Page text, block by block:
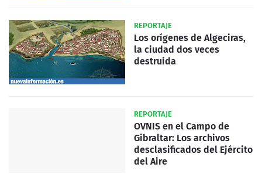
REPORTAJE
Los orígenes de Algeciras,
la ciudad dos veces
destruida
REPORTAJE
OVNIS en el Campo de
Gibraltar: Los archivos
desclasificados del Ejército
del Aire